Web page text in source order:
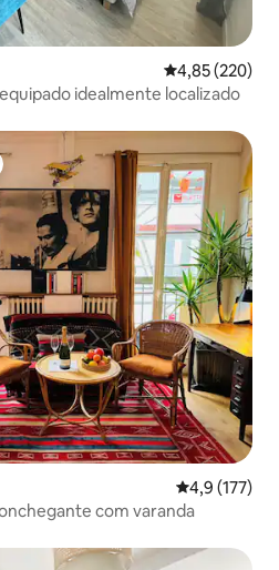
4,85 de uma
4,85 (220)
idealmente localizado
4,9 de uma
4,9 (177)
com varanda